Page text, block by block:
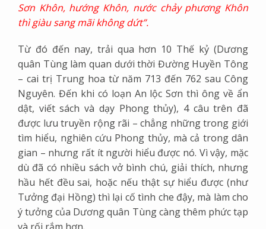
Sơn Khôn, hướng Khôn, nước chảy phương Khôn
thì giàu sang mãi không dứt”.
Từ đó đến nay, trải qua hơn 10 Thế kỷ (Dương
quân Tùng làm quan dưới thời Đường Huyền Tông
– cai trị Trung hoa từ năm 713 đến 762 sau Công
Nguyên. Đến khi có loạn An lộc Sơn thì ông về ẩn
dật, viết sách và dạy Phong thủy), 4 câu trên đã
được lưu truyền rộng rãi – chẳng những trong giới
tìm hiểu, nghiên cứu Phong thủy, mà cả trong dân
gian – nhưng rất ít người hiểu được nó. Vì vậy, mặc
dù đã có nhiều sách vở bình chú, giải thích, nhưng
hầu hết đều sai, hoặc nếu thật sự hiểu được (như
Tưởng đại Hồng) thì lại cố tình che đậy, mà làm cho
ý tưởng của Dương quân Tùng càng thêm phức tạp